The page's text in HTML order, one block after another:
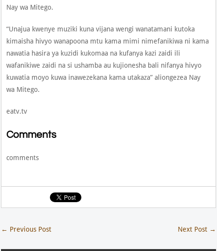
Nay wa Mitego.
“Unajua kwenye muziki kuna vijana wengi wanatamani kutoka
kimaisha hivyo wanapoona mtu kama mimi nimefanikiwa ni kama
nawatia hasira ya kuzidi kukomaa na kufanya kazi zaidi ili
wafanikiwe zaidi na si ushamba au kujionesha bali nifanya hivyo
kuwatia moyo kuwa inawezekana kama utakaza” aliongezea Nay
wa Mitego.
eatv.tv
Comments
comments
← Previous Post Next Post →